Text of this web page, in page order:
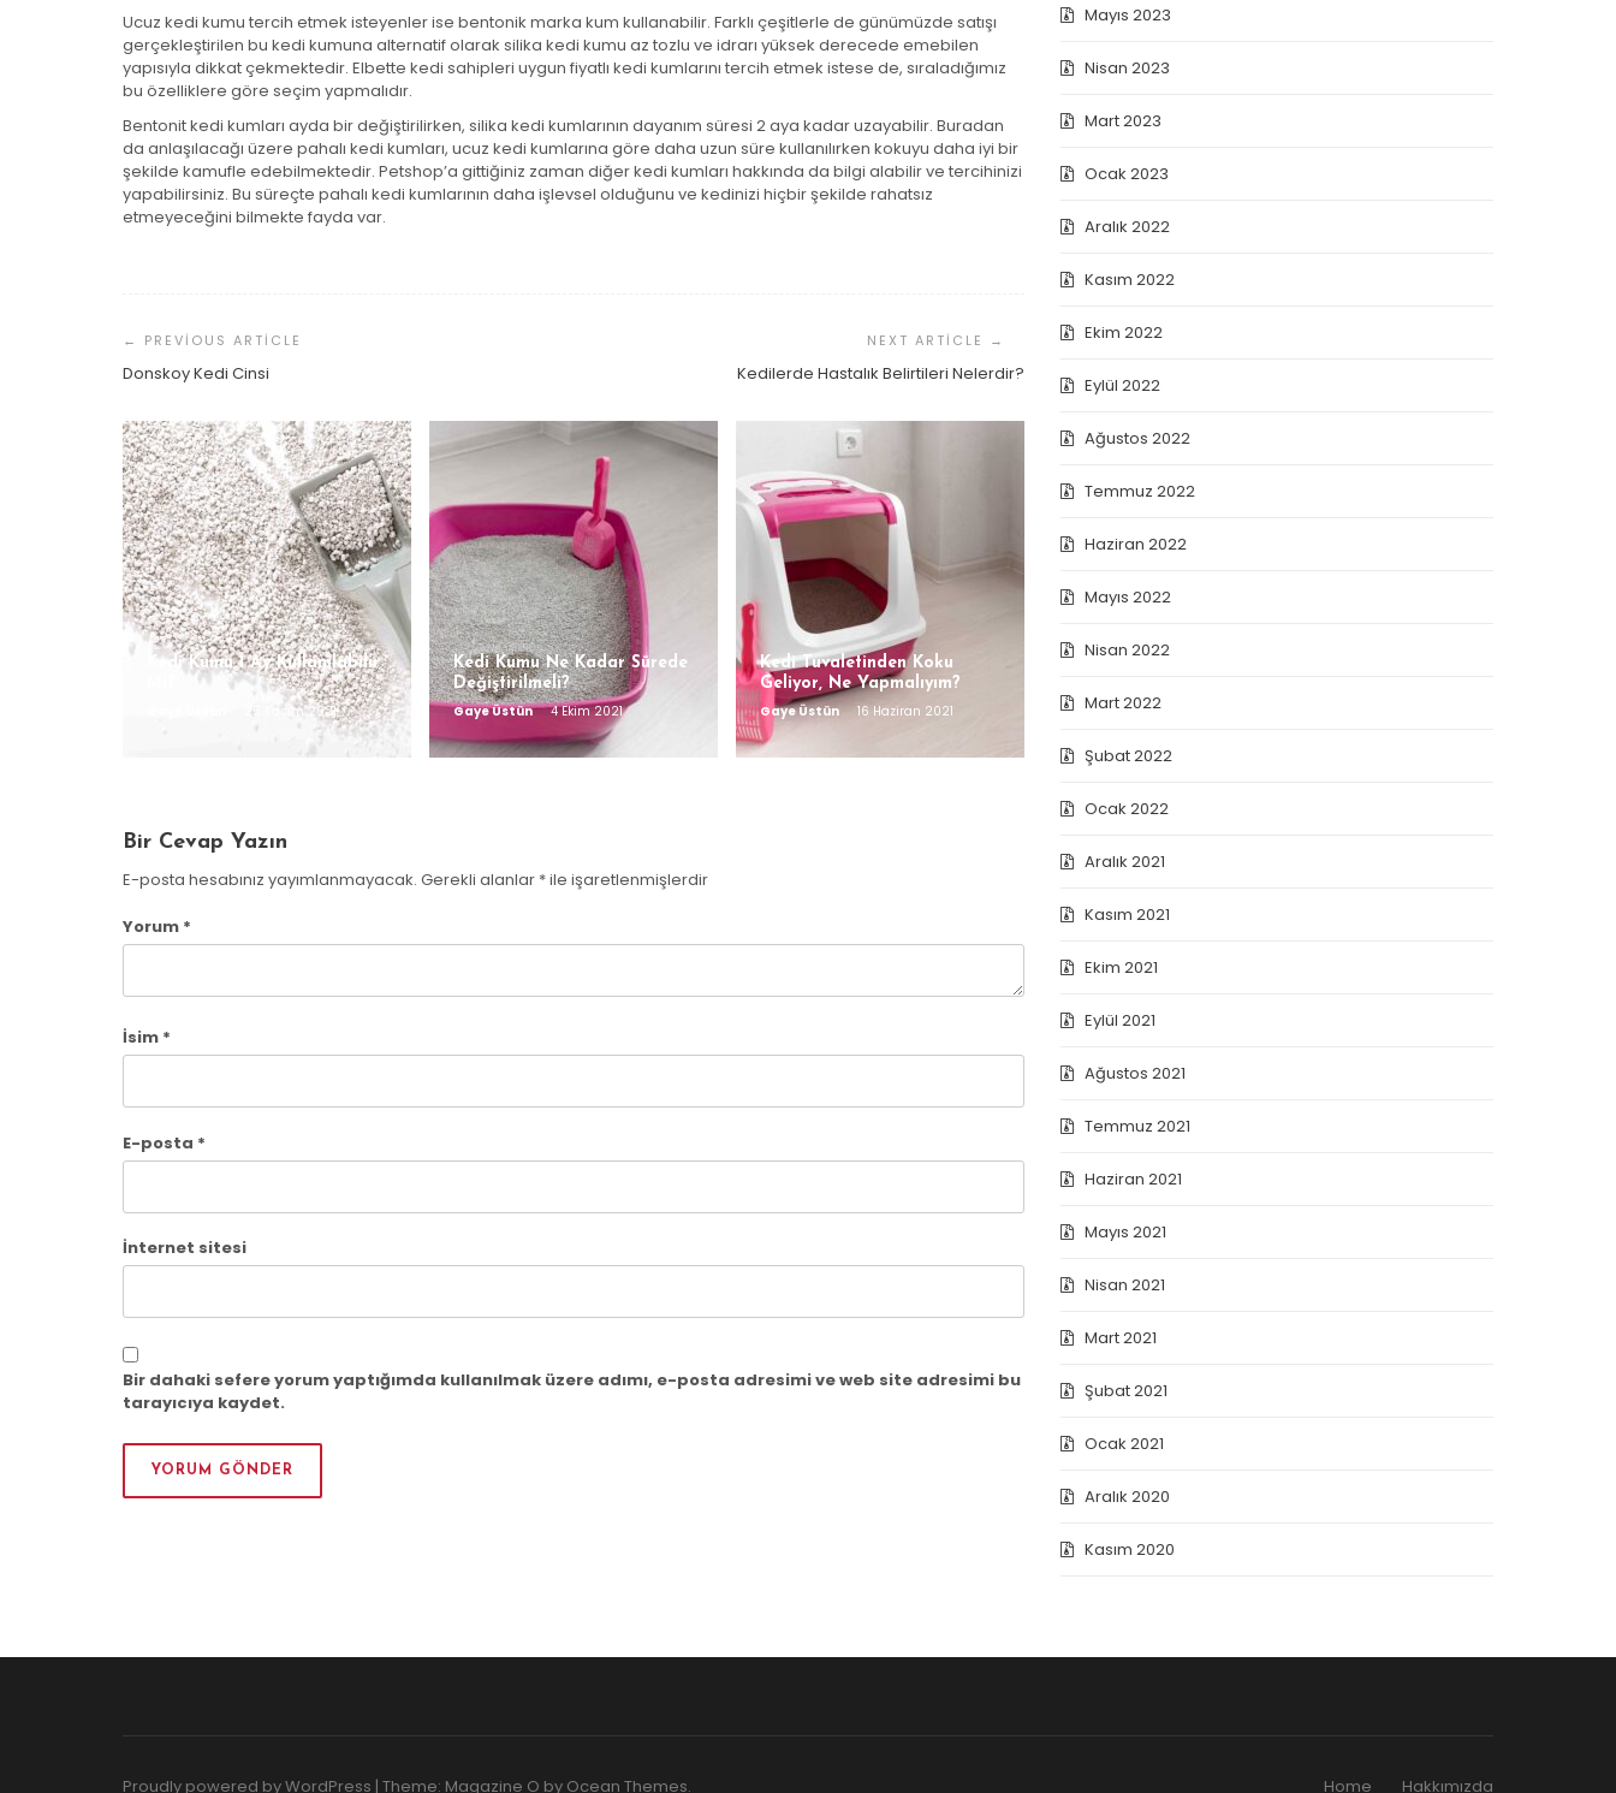
Ucuz kedi kumu tercih etmek isteyenler ise bentonik marka kum kullanabilir. Farklı çeşitlerle de günümüzde satışı
gerçekleştirilen bu kedi kumuna alternatif olarak silika kedi kumu az tozlu ve idrarı yüksek derecede emebilen
yapısıyla dikkat çekmektedir. Elbette kedi sahipleri uygun fiyatlı kedi kumlarını tercih etmek istese de, sıraladığımız
bu özelliklere göre seçim yapmalıdır.
Bentonit kedi kumları ayda bir değiştirilirken, silika kedi kumlarının dayanım süresi 2 aya kadar uzayabilir. Buradan
da anlaşılacağı üzere pahalı kedi kumları, ucuz kedi kumlarına göre daha uzun süre kullanılırken kokuyu daha iyi bir
şekilde kamufle edebilmektedir. Petshop’a gittiğiniz zaman diğer kedi kumları hakkında da bilgi alabilir ve tercihinizi
yapabilirsiniz. Bu süreçte pahalı kedi kumlarının daha işlevsel olduğunu ve kedinizi hiçbir şekilde rahatsız
etmeyeceğini bilmekte fayda var.
Dolaşımı
Donskoy Kedi Cinsi Kedilerde Hastalık Belirtileri Nelerdir?
Kedi Kumu 1 Ay Kullanılabilir
25 Kasım 2021
Kedi Kumu Ne Kadar Sürede
Değiştirilmeli?
Gaye Üstün
4 Ekim 2021
Kedi Tuvaletinden Koku
Geliyor, Ne Yapmalıyım?
Gaye Üstün
16 Haziran 2021
Bir Cevap Yazın
E-posta hesabınız yayımlanmayacak. Gerekli alanlar *ile işaretlenmişlerdir
Yorum *
İsim *
E-posta *
İnternet sitesi
Bir dahaki sefere yorum yaptığımda kullanılmak üzere adımı, e-posta adresimi ve web site adresimi bu
tarayıcıya kaydet.
Mayıs 2023
Nisan 2023
Mart 2023
Ocak 2023
Aralık 2022
Kasım 2022
Ekim 2022
Eylül 2022
Ağustos 2022
Temmuz 2022
Haziran 2022
Mayıs 2022
Nisan 2022
Mart 2022
Şubat 2022
Ocak 2022
Aralık 2021
Kasım 2021
Ekim 2021
Eylül 2021
Ağustos 2021
Temmuz 2021
Haziran 2021
Mayıs 2021
Nisan 2021
Mart 2021
Şubat 2021
Ocak 2021
Aralık 2020
Kasım 2020
Proudly powered by WordPress | Theme: Magazine O by Ocean Themes. Home Hakkımızda